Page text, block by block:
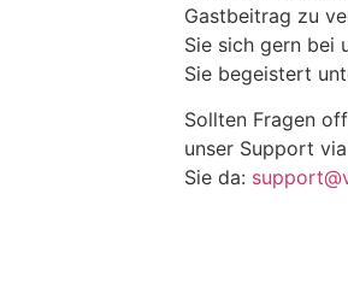
Gastbeitrag zu
Sie sich gern bei
Sie begeistert
Sollten Fragen
unser Support
Sie da: